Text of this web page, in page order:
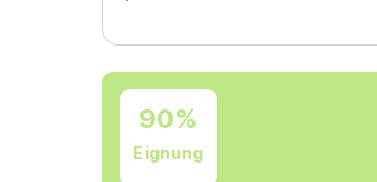
90%
Eignung